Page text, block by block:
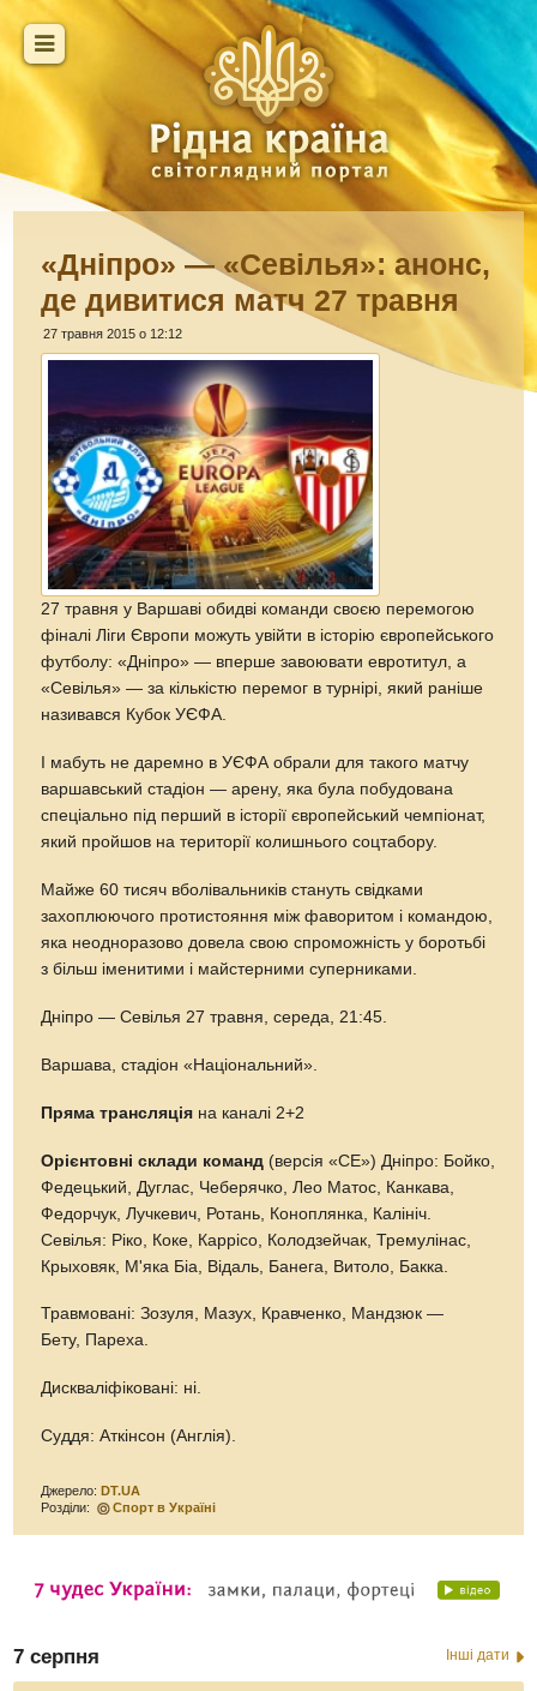
«Дніпро» — «Севілья»: анонс,
де дивитися матч 27 травня
27 травня 2015 о 12:12
27 травня у Варшаві обидві команди своєю перемогою
фіналі Ліги Європи можуть увійти в історію європейського
футболу: «Дніпро» — вперше завоювати евротитул, а
«Севілья» — за кількістю перемог в турнірі, який раніше
називався Кубок УЄФА.
І мабуть не даремно в УЄФА обрали для такого матчу
варшавський стадіон — арену, яка була побудована
спеціально під перший в історії європейський чемпіонат,
який пройшов на території колишнього соцтабору.
Майже 60 тисяч вболівальників стануть свідками
захоплюючого протистояння між фаворитом і командою,
яка неодноразово довела свою спроможність у боротьбі
з більш іменитими і майстерними суперниками.
Дніпро — Севілья 27 травня, середа, 21:45.
Варшава, стадіон «Національний».
Пряма трансляція на каналі 2+2
Орієнтовні склади команд (версія «СЕ») Дніпро: Бойко,
Федецький, Дуглас, Чеберячко, Лео Матос, Канкава,
Федорчук, Лучкевич, Ротань, Коноплянка, Калініч.
Севілья: Ріко, Коке, Каррісо, Колодзейчак, Тремулінас,
Крыховяк, М'яка Біа, Відаль, Банега, Витоло, Бакка.
Травмовані: Зозуля, Мазух, Кравченко, Мандзюк —
Бету, Пареха.
Дискваліфіковані: ні.
Суддя: Аткінсон (Англія).
Джерело: DT.UA
Розділи:
Спорт в Україні
7 серпня Інші дати